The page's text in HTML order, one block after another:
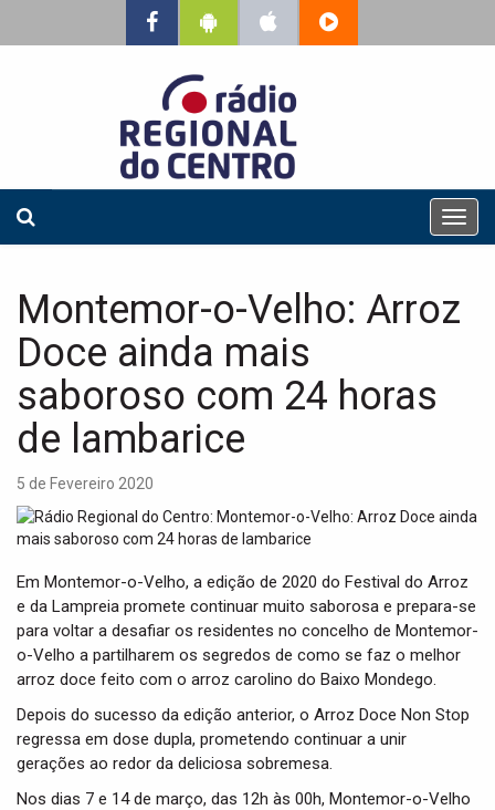
T
o
l
i
Montemor-o-Velho: Arroz
Doce ainda mais
saboroso com 24 horas
de lambarice
5 de Fevereiro 2020
Em Montemor-o-Velho, a edição de 2020 do Festival do Arroz
e da Lampreia promete continuar muito saborosa e prepara-se
para voltar a desafiar os residentes no concelho de Montemor-
o-Velho a partilharem os segredos de como se faz o melhor
arroz doce feito com o arroz carolino do Baixo Mondego.
Depois do sucesso da edição anterior, o Arroz Doce Non Stop
regressa em dose dupla, prometendo continuar a unir
gerações ao redor da deliciosa sobremesa.
Nos dias 7 e 14 de março, das 12h às 00h, Montemor-o-Velho